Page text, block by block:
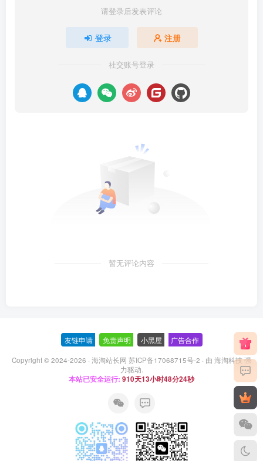
请登录后发表评论
登录 注册
社交账号登录
暂无评论内容
友链申请 免责声明 小黑屋 广告合作
Copyright © 2024-2026 · 海淘站长网 苏ICP备17068715号-2 · 由 海淘科技强
力驱动.
本站已安全运行: 910天13小时48分24秒